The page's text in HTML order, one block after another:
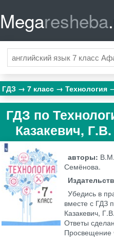
Megaresheba
ГДЗ 7 класс Технология
ГДЗ по
Казакевич,
авторы:
Семёнова.
Убедись в
вместе с ГДЗ
Казакевич,
Ответы